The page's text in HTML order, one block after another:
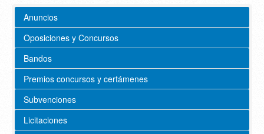
Anuncios
Oposiciones y Concursos
Bandos
Premios concursos y certámenes
Subvenciones
Licitaciones